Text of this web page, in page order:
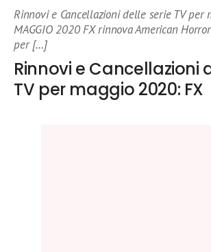
Rinnovi e Cancellazioni delle serie TV per
MAGGIO 2020 FX rinnova American
per […]
Rinnovi e Cancellazioni
TV per maggio 2020: FX